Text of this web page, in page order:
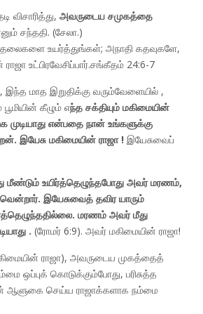
விசாரித்து, அவருடைய சமுகத்தை
சந்ததி. (சேலா.)
உயர்த்துங்கள்; அநாதி கதவுகளே,
உட்பிரவேசிப்பார்.சங்கீதம் 24:6-7
மாத இறுதிக்கு வரும்வேளையில் ,
பூமியின் கீழும் எந்த சக்தியும் மகிமையின்
முடியாது என்பதை நான் உங்களுக்கு
இயேசு மகிமையின் ராஜா ! இயேசுவைப்
மீண்டும் உயிர்த்தெழுந்தபோது அவர் மரணம்,
இயேசுவைத் தவிர யாரும்
மரணம் அவர் மீது
. (ரோமர் 6:9). அவர் மகிமையின் ராஜா!
ராஜா), அவருடைய முகத்தைத்
ஒப்புக் கொடுக்கும்போது, ​​பரிசுத்த
ஆளுகை செய்ய ராஜாக்களாக நம்மை